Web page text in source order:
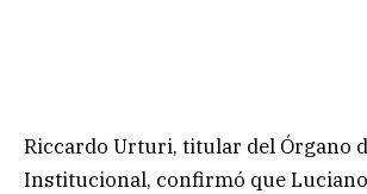
Riccardo Urturi, titular del Órgano
Institucional, confirmó que